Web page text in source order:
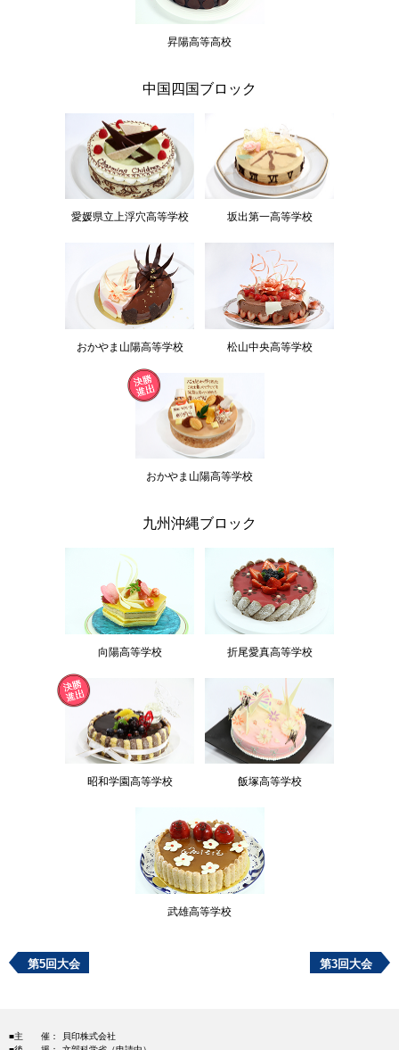
昇陽高等高校
中国四国ブロック
愛媛県立上浮穴高等学校 坂出第一高等学校
おかやま山陽高等学校 松山中央高等学校
おかやま山陽高等学校
九州沖縄ブロック
向陽高等学校 折尾愛真高等学校
昭和学園高等学校 飯塚高等学校
武雄高等学校
第5回大会 第3回大会
■主 催：
貝印株式会社